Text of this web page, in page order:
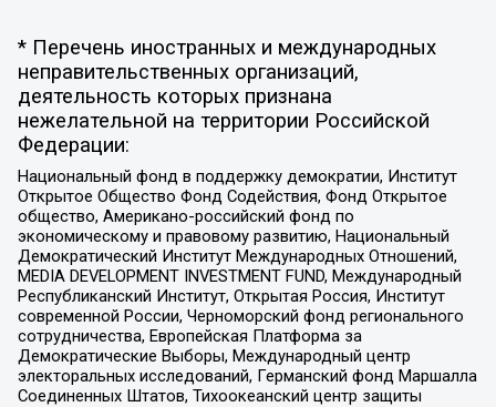
* Перечень иностранных и международных
неправительственных организаций,
деятельность которых признана
нежелательной на территории Российской
Федерации:
Национальный фонд в поддержку демократии, Институт
Открытое Общество Фонд Содействия, Фонд Открытое
общество, Американо-российский фонд по
экономическому и правовому развитию, Национальный
Демократический Институт Международных Отношений,
MEDIA DEVELOPMENT INVESTMENT FUND, Международный
Республиканский Институт, Открытая Россия, Институт
современной России, Черноморский фонд регионального
сотрудничества, Европейская Платформа за
Демократические Выборы, Международный центр
электоральных исследований, Германский фонд Маршалла
Соединенных Штатов, Тихоокеанский центр защиты